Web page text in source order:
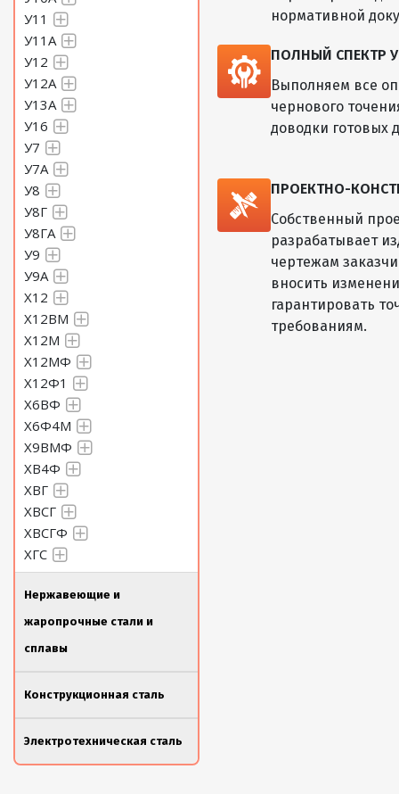
У11
У11А
У12
У12А
У13А
У16
У7
У7А
У8
У8Г
У8ГА
У9
У9А
Х12
Х12ВМ
Х12М
Х12МФ
Х12Ф1
Х6ВФ
Х6Ф4М
Х9ВМФ
ХВ4Ф
ХВГ
ХВСГ
ХВСГФ
ХГС
Нержавеющие и
жаропрочные стали и
сплавы
Конструкционная сталь
Электротехническая сталь
нормативной
ПОЛНЫЙ СПЕКТР
Выполняем все
чернового
доводки готовых
ПРОЕКТНО-
Собственный
разрабатывает
чертежам
вносить
гарантировать
требованиям.